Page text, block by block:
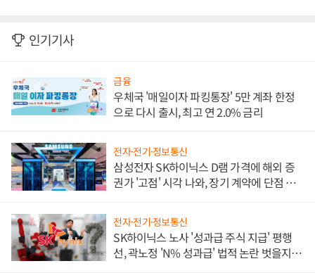
인기기사
금융
우체국 '매일이자 파킹통장' 5만 계좌 한정
으로 다시 출시, 최고 연 2.0% 금리
전자·전기·정보통신
삼성전자 SK하이닉스 D램 가격에 해외 증
권가 '고점' 시각 나와, 장기 계약에 단점 부
전자·전기·정보통신
SK하이닉스 노사 '성과급 주식 지급' 평행
선, 곽노정 'N% 성과급' 법적 논란 벗을지 주